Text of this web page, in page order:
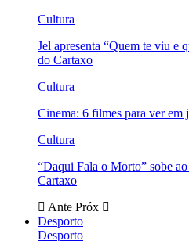
Cultura
Jel apresenta “Quem te viu e
do Cartaxo
Cultura
Cinema: 6 filmes para ver em
Cultura
“Daqui Fala o Morto” sobe
Cartaxo
Ante Próx
Desporto
Desporto